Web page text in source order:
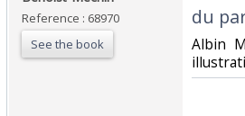
Reference : 68970
See the book
du
‎Albin